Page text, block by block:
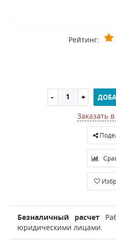
Рейтинг:
Заказать
Безналичный расчет
юридическими лицами.